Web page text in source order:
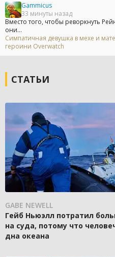
Gammicus
33 минуты назад
Вместо того, чтобы реворкнуть
они...
Симпатичная девушка в мехе и
героини Overwatch
СТАТЬИ
GABE NEWELL
Гейб Ньюэлл потратил
на суда, потому что
дна океана